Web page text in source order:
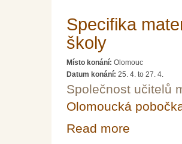
Specifika
školy
Místo konání: Olomouc
Datum konání: 25. 4. to 27. 4.
Společnost učitelů
Olomoucká
Read more